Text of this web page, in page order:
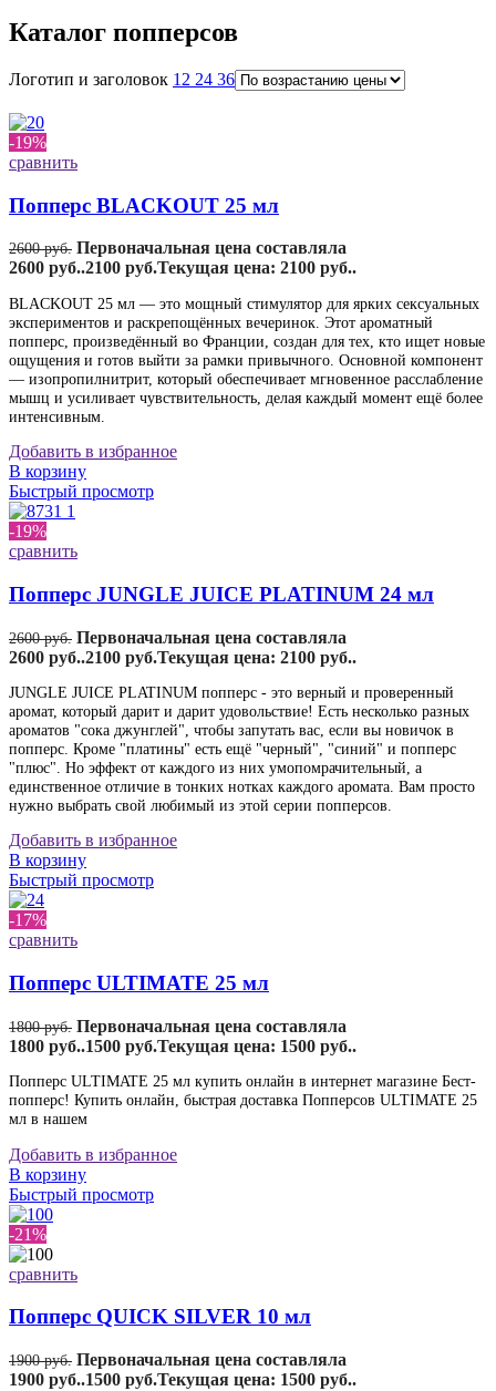
Каталог попперсов
Логотип и заголовок 12 24 36
-19%
сравнить
Попперс BLACKOUT 25 мл
2600руб. Первоначальная цена составляла
2600 руб..2100 руб.Текущая цена: 2100 руб..
BLACKOUT 25 мл — это мощный стимулятор для ярких сексуальных
экспериментов и раскрепощённых вечеринок. Этот ароматный
попперс, произведённый во Франции, создан для тех, кто ищет новые
ощущения и готов выйти за рамки привычного. Основной компонент
— изопропилнитрит, который обеспечивает мгновенное расслабление
мышц и усиливает чувствительность, делая каждый момент ещё более
интенсивным.
Добавить в избранное
В корзину
Быстрый просмотр
-19%
сравнить
Попперс JUNGLE JUICE PLATINUM 24 мл
2600руб. Первоначальная цена составляла
2600 руб..2100 руб.Текущая цена: 2100 руб..
JUNGLE JUICE PLATINUM попперс - это верный и проверенный
аромат, который дарит и дарит удовольствие! Есть несколько разных
ароматов "сока джунглей", чтобы запутать вас, если вы новичок в
попперс. Кроме "платины" есть ещё "черный", "синий" и попперс
"плюс". Но эффект от каждого из них умопомрачительный, а
единственное отличие в тонких нотках каждого аромата. Вам просто
нужно выбрать свой любимый из этой серии попперсов.
Добавить в избранное
В корзину
Быстрый просмотр
-17%
сравнить
Попперс ULTIMATE 25 мл
1800руб. Первоначальная цена составляла
1800 руб..1500 руб.Текущая цена: 1500 руб..
Попперс ULTIMATE 25 мл купить онлайн в интернет магазине Бест-
попперс! Купить онлайн, быстрая доставка Попперсов ULTIMATE 25
мл в нашем
Добавить в избранное
В корзину
Быстрый просмотр
-21%
сравнить
Попперс QUICK SILVER 10 мл
1900руб. Первоначальная цена составляла
1900 руб..1500 руб.Текущая цена: 1500 руб..